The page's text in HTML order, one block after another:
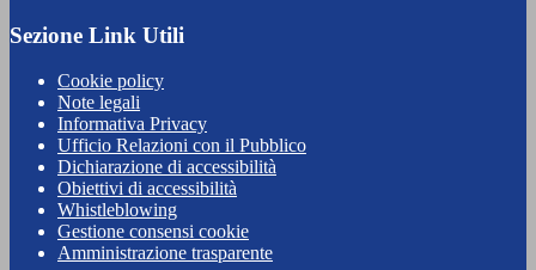
Sezione Link Utili
Cookie policy
Note legali
Informativa Privacy
Ufficio Relazioni con il Pubblico
Dichiarazione di accessibilità
Obiettivi di accessibilità
Whistleblowing
Gestione consensi cookie
Amministrazione trasparente